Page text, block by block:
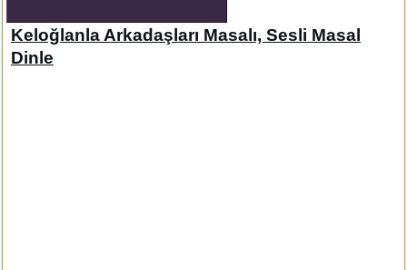
Keloğlanla Arkadaşları Masalı, Sesli Masal
Dinle